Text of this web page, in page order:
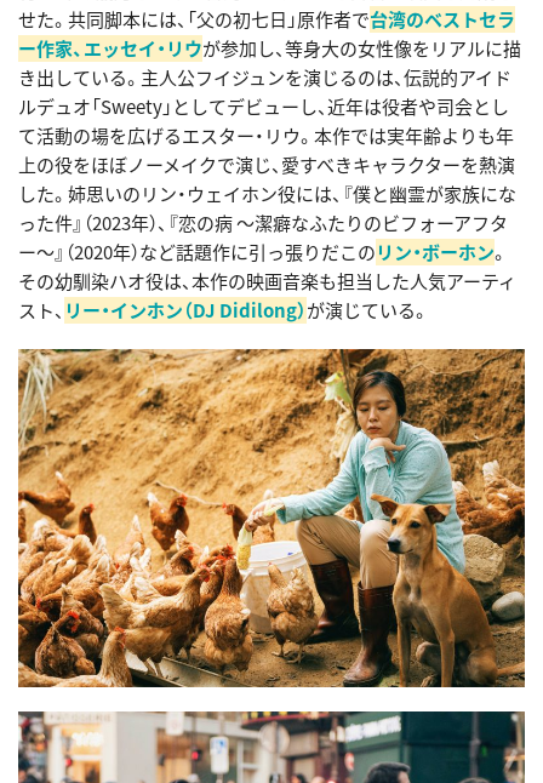
せた。共同脚本には、「父の初七日」原作者で台湾のベストセラ
ー作家、エッセイ・リウが参加し、等身大の女性像をリアルに描
き出している。主人公フイジュンを演じるのは、伝説的アイド
ルデュオ「Sweety」としてデビューし、近年は役者や司会とし
て活動の場を広げるエスター・リウ。本作では実年齢よりも年
上の役をほぼノーメイクで演じ、愛すべきキャラクターを熱演
した。姉思いのリン・ウェイホン役には、『僕と幽霊が家族にな
った件』（2023年）、『恋の病 〜潔癖なふたりのビフォーアフタ
ー〜』（2020年）など話題作に引っ張りだこのリン・ボーホン。
その幼馴染ハオ役は、本作の映画音楽も担当した人気アーティ
スト、 リー・インホン（DJ Didilong）が演じている。